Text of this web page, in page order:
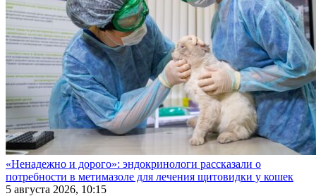
«Ненадежно и дорого»: эндокринологи рассказали о
потребности в метимазоле для лечения щитовидки у кошек
5 августа 2026, 10:15